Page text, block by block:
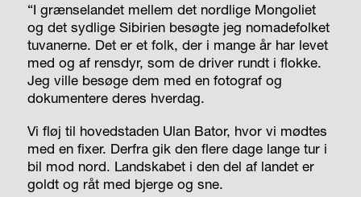
“I grænselandet mellem det nordlige Mongoliet
og det sydlige Sibirien besøgte jeg nomadefolket
tuvanerne. Det er et folk, der i mange år har levet
med og af rensdyr, som de driver rundt i flokke.
Jeg ville besøge dem med en fotograf og
dokumentere deres hverdag.
Vi fløj til hovedstaden Ulan Bator, hvor vi mødtes
med en fixer. Derfra gik den flere dage lange tur i
bil mod nord. Landskabet i den del af landet er
goldt og råt med bjerge og sne.